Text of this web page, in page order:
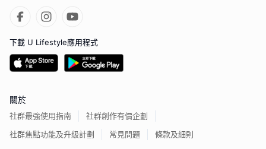
下載 U Lifestyle應用程式
關於
社群最強使用指南
社群創作有價企劃
社群焦點功能及升級計劃
常見問題 條款及細則